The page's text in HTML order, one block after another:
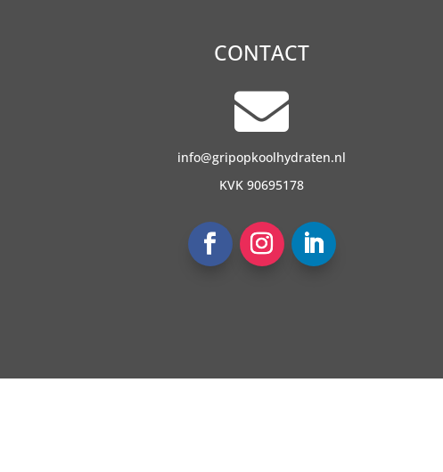
CONTACT

info@gripopkoolhydraten.nl
KVK 90695178